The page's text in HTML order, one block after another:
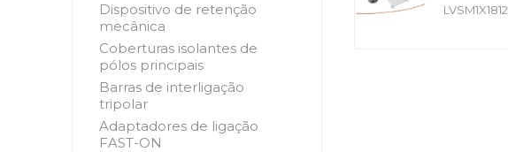
LVSM1X1812
Dispositivo de retenção
mecânica
Coberturas isolantes de
pólos principais
Barras de interligação
tripolar
Adaptadores de ligação
FAST-ON